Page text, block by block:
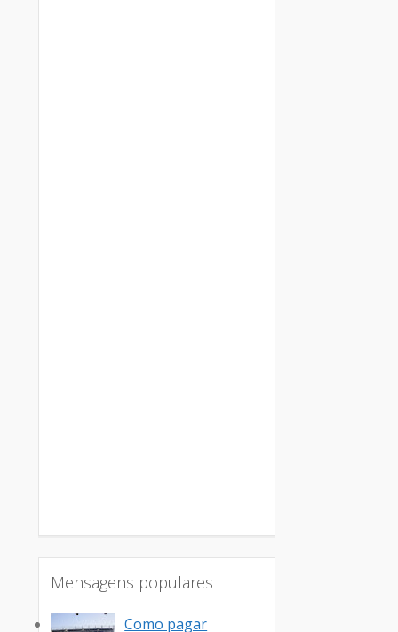
Mensagens populares
Como pagar